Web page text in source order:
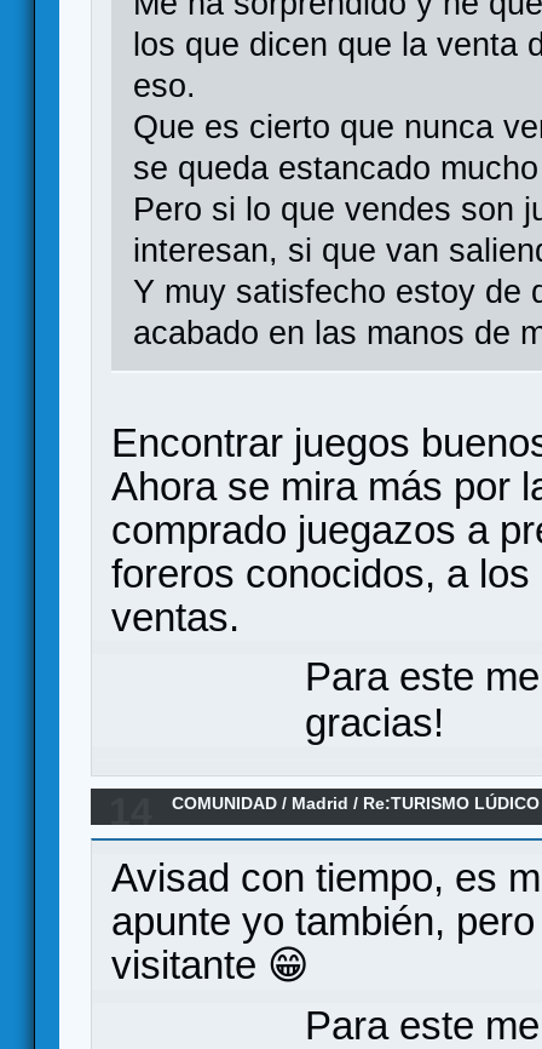
los que dicen que la venta
eso.
Que es cierto que nunca
se queda estancado
Pero si lo que vendes son
interesan, si que van
Y muy satisfecho estoy de
acabado en las manos de
Encontrar juegos
Ahora se mira más por
comprado juegazos a
foreros conocidos, a
ventas.
Para este
gracias!
COMUNIDAD / Madrid / Re:TURISMO
AGOSTO
Avisad con tiempo, es
apunte yo también,
visitante 😁
Para este